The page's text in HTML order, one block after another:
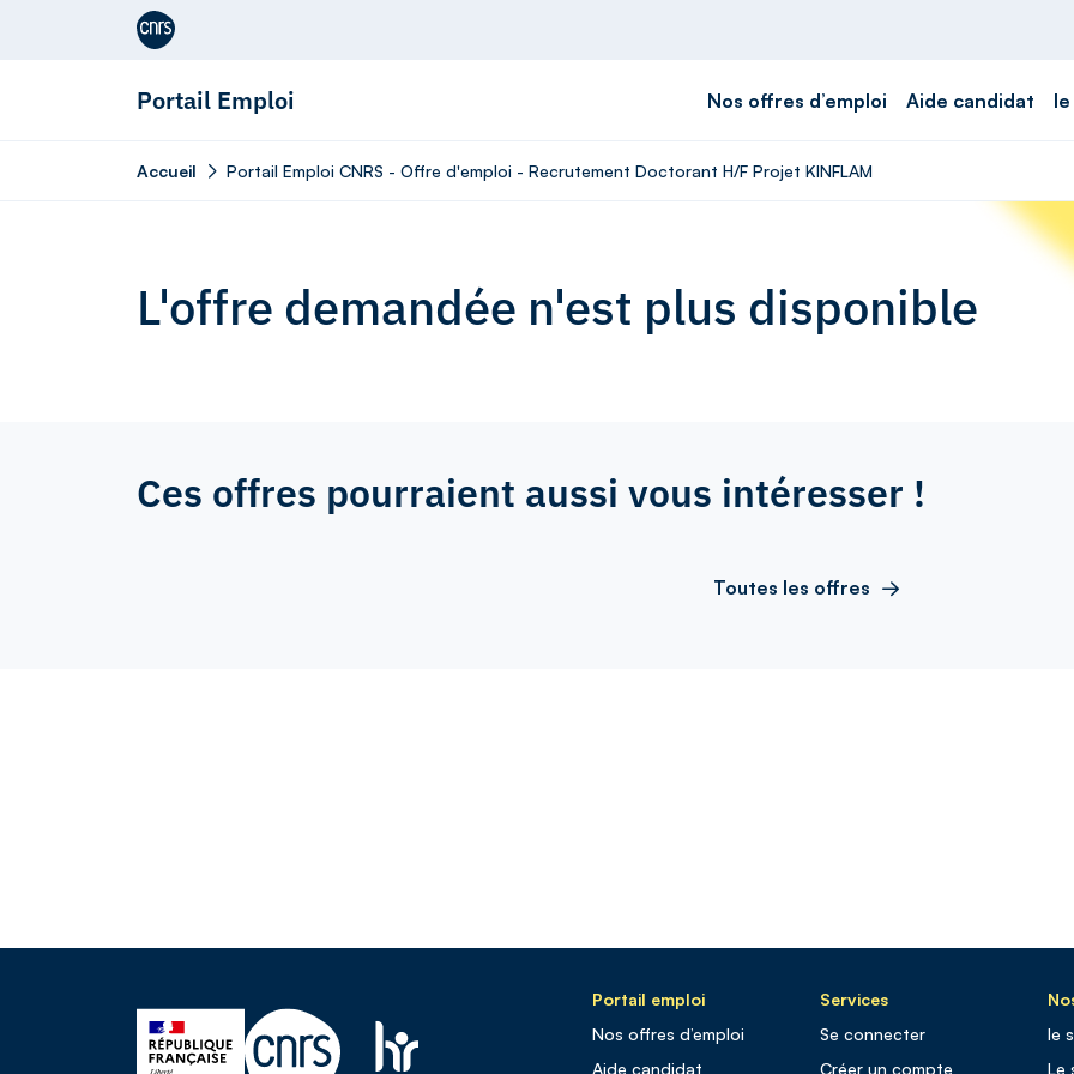
Aller au contenu
Portail Emploi Nos offres d’emploi Aide candidat
Accueil Portail Emploi CNRS - Offre d'emploi - Recrutement Doctorant H/F Projet KINFLAM
L'offre demandée n'est plus disponible
Ces offres pourraient aussi vous intéresser !
Toutes les offres
Portail emploi
Nos offres d’emploi
Aide candidat
Services
Se connecter
Créer un compte
le
Le